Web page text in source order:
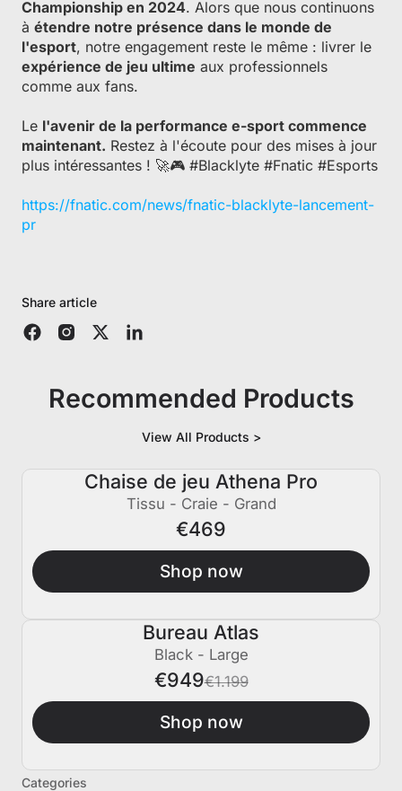
Championship en 2024. Alors que nous continuons
à étendre notre présence dans le monde de
l'esport, notre engagement reste le même : livrer le
expérience de jeu ultime aux professionnels
comme aux fans.
Le l'avenir de la performance e-sport commence
maintenant. Restez à l'écoute pour des mises à jour
plus intéressantes ! 🚀🎮 #Blacklyte #Fnatic #Esports
https://fnatic.com/news/fnatic-blacklyte-lancement-
pr
Share article
Recommended Products
View All Products >
Chaise de jeu Athena Pro
Tissu - Craie - Grand
€469
Shop now
Bureau Atlas
Black - Large
€949€1.199
Shop now
Categories